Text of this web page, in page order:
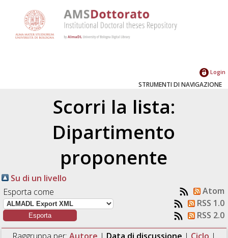
Login
STRUMENTI DI NAVIGAZIONE
Scorri la lista:
Dipartimento
proponente
Su di un livello
Esporta come
Atom
RSS 1.0
RSS 2.0